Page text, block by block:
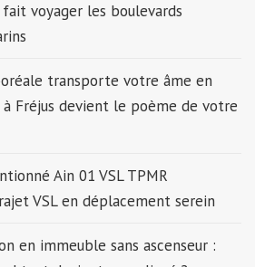
fait voyager les boulevards
transporte votre âme en
à Fréjus devient le poème de votre
Ain 01 VSL TPMR
VSL en déplacement serein
en immeuble sans ascenseur :